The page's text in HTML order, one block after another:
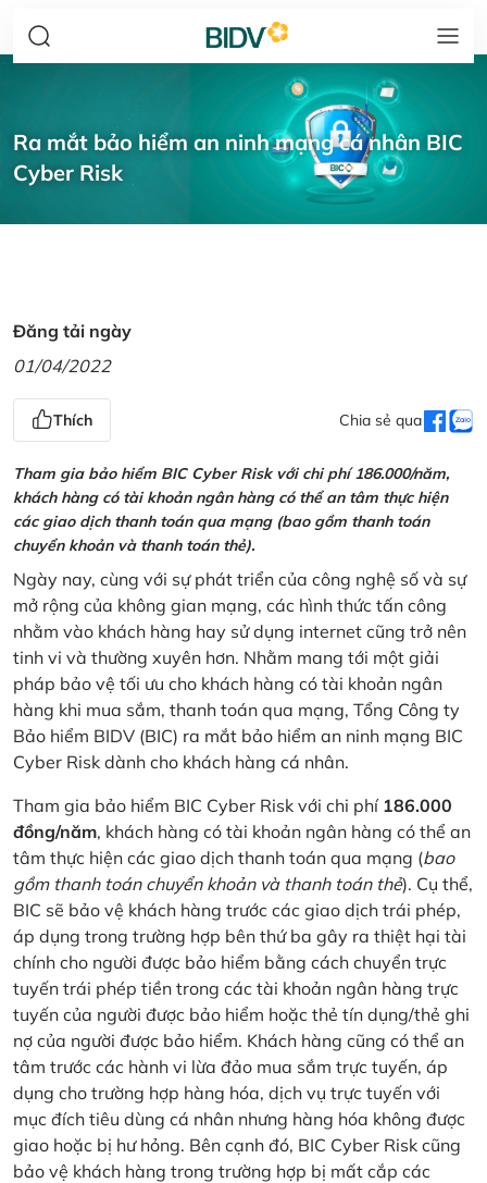
Ra mắt bảo hiểm an ninh mạng cá nhân BIC
Cyber Risk
Đăng tải ngày
01/04/2022
Thích Chia sẻ qua
Tham gia bảo hiểm BIC Cyber Risk với chi phí 186.000/năm,
khách hàng có tài khoản ngân hàng có thể an tâm thực hiện
các giao dịch thanh toán qua mạng (bao gồm thanh toán
chuyển khoản và thanh toán thẻ).
Ngày nay, cùng với sự phát triển của công nghệ số và sự
mở rộng của không gian mạng, các hình thức tấn công
nhằm vào khách hàng hay sử dụng internet cũng trở nên
tinh vi và thường xuyên hơn. Nhằm mang tới một giải
pháp bảo vệ tối ưu cho khách hàng có tài khoản ngân
hàng khi mua sắm, thanh toán qua mạng, Tổng Công ty
Bảo hiểm BIDV (BIC) ra mắt bảo hiểm an ninh mạng BIC
Cyber Risk dành cho khách hàng cá nhân.
Tham gia bảo hiểm BIC Cyber Risk với chi phí 186.000
đồng/năm, khách hàng có tài khoản ngân hàng có thể an
tâm thực hiện các giao dịch thanh toán qua mạng (bao
gồm thanh toán chuyển khoản và thanh toán thẻ). Cụ thể,
BIC sẽ bảo vệ khách hàng trước các giao dịch trái phép,
áp dụng trong trường hợp bên thứ ba gây ra thiệt hại tài
chính cho người được bảo hiểm bằng cách chuyển trực
tuyến trái phép tiền trong các tài khoản ngân hàng trực
tuyến của người được bảo hiểm hoặc thẻ tín dụng/thẻ ghi
nợ của người được bảo hiểm. Khách hàng cũng có thể an
tâm trước các hành vi lừa đảo mua sắm trực tuyến, áp
dụng cho trường hợp hàng hóa, dịch vụ trực tuyến với
mục đích tiêu dùng cá nhân nhưng hàng hóa không được
giao hoặc bị hư hỏng. Bên cạnh đó, BIC Cyber Risk cũng
bảo vệ khách hàng trong trường hợp bị mất cắp các